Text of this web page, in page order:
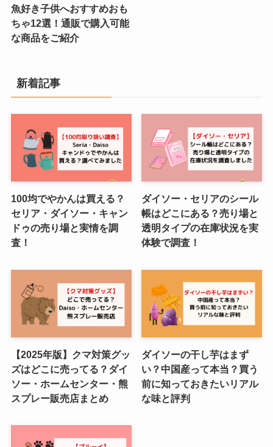
魚好き子供へおすすめおも
ちゃ12選！通販で購入可能
な商品をご紹介
新着記事
100均でやかんは買える？
セリア・ダイソー・キャン
ドゥの売り場と実情を調
査！
ダイソー・セリアのシール
帳はどこにある？売り場と
透明タイプの在庫状況を実
体験で調査！
【2025年版】クマ対策グッ
ズはどこに売ってる？ダイ
ソー・ホームセンター・熊
スプレー販売店まとめ
ダイソーの干し芋はまず
い？中国産って本当？買う
前に知っておきたいリアル
な味と評判